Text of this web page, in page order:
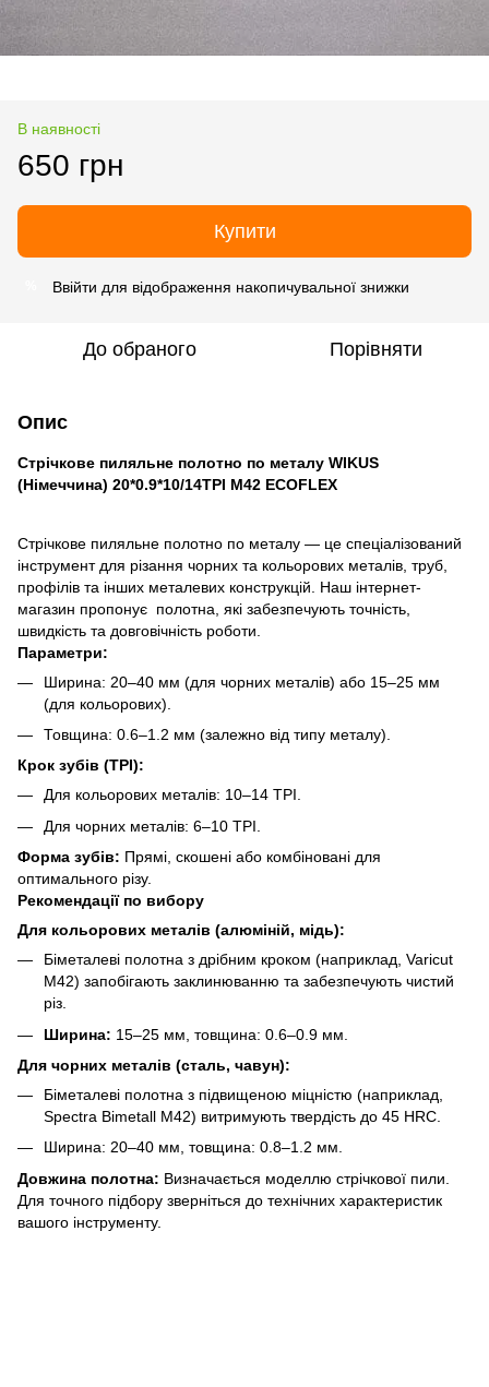
В наявності
650 грн
Купити
Ввійти для відображення накопичувальної знижки
До обраного Порівняти
Опис
Стрічкове пиляльне полотно по металу WIKUS
(Німеччина) 20*0.9*10/14TPI M42 ECOFLEX
Стрічкове пиляльне полотно по металу — це спеціалізований
інструмент для різання чорних та кольорових металів, труб,
профілів та інших металевих конструкцій. Наш інтернет-
магазин пропонує полотна, які забезпечують точність,
швидкість та довговічність роботи.
Параметри:
Ширина: 20–40 мм (для чорних металів) або 15–25 мм
(для кольорових).
Товщина: 0.6–1.2 мм (залежно від типу металу).
Крок зубів (TPI):
Для кольорових металів: 10–14 TPI.
Для чорних металів: 6–10 TPI.
Форма зубів: Прямі, скошені або комбіновані для
оптимального різу.
Рекомендації по вибору
Для кольорових металів (алюміній, мідь):
Біметалеві полотна з дрібним кроком (наприклад, Varicut
M42) запобігають заклинюванню та забезпечують чистий
різ.
Ширина: 15–25 мм, товщина: 0.6–0.9 мм.
Для чорних металів (сталь, чавун):
Біметалеві полотна з підвищеною міцністю (наприклад,
Spectra Bimetall M42) витримують твердість до 45 HRC.
Ширина: 20–40 мм, товщина: 0.8–1.2 мм.
Довжина полотна: Визначається моделлю стрічкової пили.
Для точного підбору зверніться до технічних характеристик
вашого інструменту.